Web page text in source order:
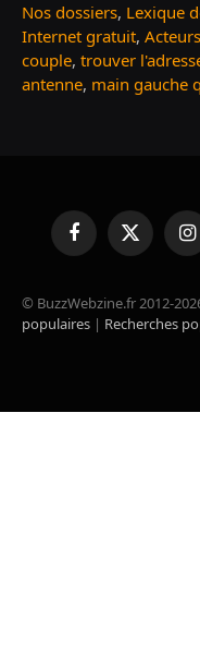
Nos dossiers, Lexique
Internet gratuit,
couple, trouver
antenne, main gauche
FacebookX
(Twitter)
© BuzzWebzine.fr 2012-
populaires | Recherches